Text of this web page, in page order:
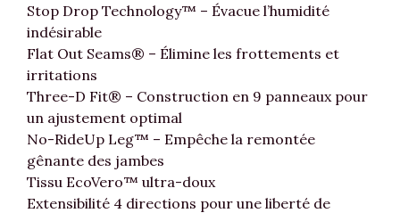
Stop Drop Technology™ – Évacue l’humidité
indésirable
Flat Out Seams® – Élimine les frottements et
irritations
Three-D Fit® – Construction en 9 panneaux pour
un ajustement optimal
No-RideUp Leg™ – Empêche la remontée
gênante des jambes
Tissu EcoVero™ ultra-doux
Extensibilité 4 directions pour une liberté de